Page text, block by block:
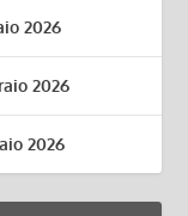
2026
2026
2026